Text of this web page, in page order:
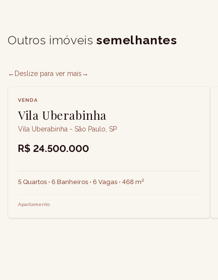
Outros imóveis semelhantes
← Deslize para ver mais→
VENDA
Vila Uberabinha
Vila Uberabinha - São Paulo, SP
R$ 24.500.000
5 Quartos • 6 Banheiros • 6 Vagas • 468 m²
Apartamento